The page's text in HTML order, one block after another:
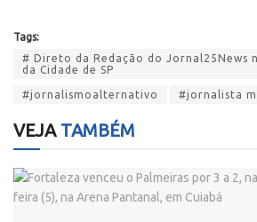
Tags:
# Direto da Redação do Jornal25News
da Cidade de SP
#jornalismoalternativo #jornalista
VEJATAMBÉM